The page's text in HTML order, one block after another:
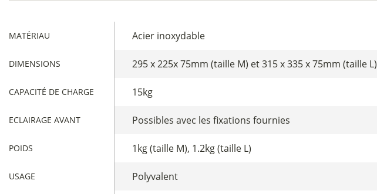
MATÉRIAU Acier inoxydable
DIMENSIONS 295 x 225x 75mm (taille M) et 315 x 335 x 75mm (taille L)
CAPACITÉ DE CHARGE 15kg
ECLAIRAGE AVANT Possibles avec les fixations fournies
POIDS 1kg (taille M), 1.2kg (taille L)
USAGE Polyvalent